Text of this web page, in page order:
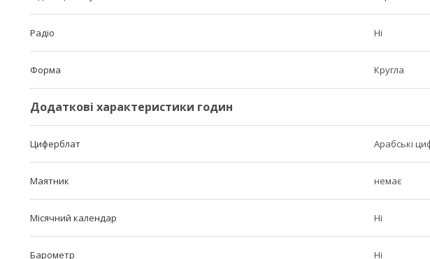
Радіо Ні
Форма Кругла
Додаткові характеристики годин
Циферблат Арабські
Маятник немає
Місячний календар Ні
Барометр Ні